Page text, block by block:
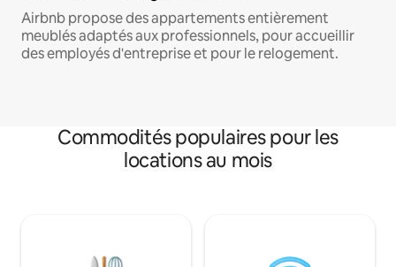
Airbnb propose des appartements entièrement
meublés adaptés aux professionnels, pour accueillir
des employés d'entreprise et pour le relogement.
Commodités populaires pour les
locations au mois